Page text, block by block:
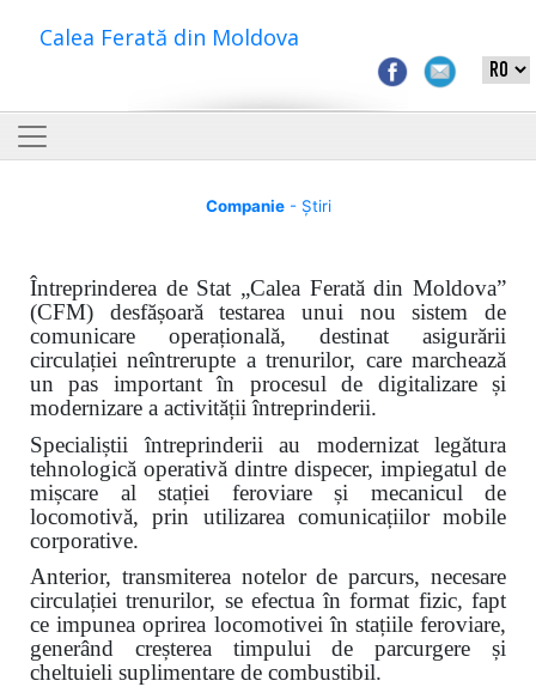
Calea Ferată din Moldova
Companie- Știri
Întreprinderea de Stat „Calea Ferată din Moldova”
(CFM) desfășoară testarea unui nou sistem de
comunicare operațională, destinat asigurării
circulației neîntrerupte a trenurilor, care marchează
un pas important în procesul de digitalizare și
modernizare a activității întreprinderii.
Specialiștii întreprinderii au modernizat legătura
tehnologică operativă dintre dispecer, impiegatul de
mișcare al stației feroviare și mecanicul de
locomotivă, prin utilizarea comunicațiilor mobile
corporative.
Anterior, transmiterea notelor de parcurs, necesare
circulației trenurilor, se efectua în format fizic, fapt
ce impunea oprirea locomotivei în stațiile feroviare,
generând creșterea timpului de parcurgere și
cheltuieli suplimentare de combustibil.